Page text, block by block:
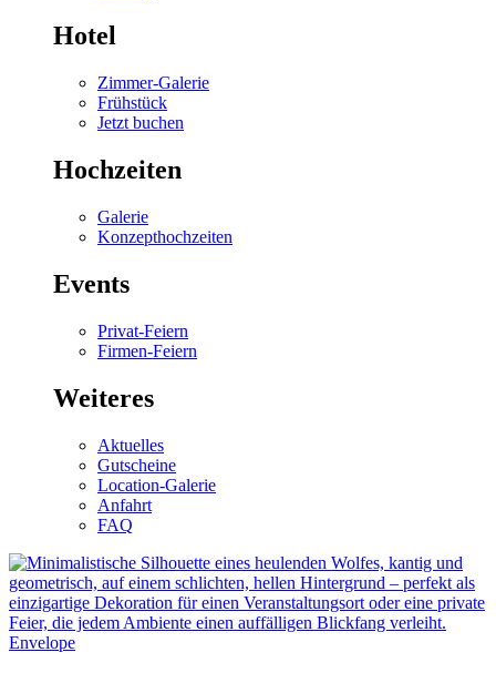
Hotel
Zimmer-Galerie
Frühstück
Jetzt buchen
Hochzeiten
Galerie
Konzepthochzeiten
Events
Privat-Feiern
Firmen-Feiern
Weiteres
Aktuelles
Gutscheine
Location-Galerie
Anfahrt
FAQ
Envelope